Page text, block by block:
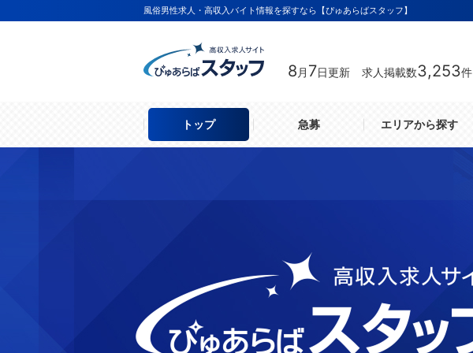
風俗男性求人・高収入バイト情報を探すなら【ぴゅあらばスタッフ】
8 月 7日更新 求人掲載数3,253件
トップ 急募 エリアから探す